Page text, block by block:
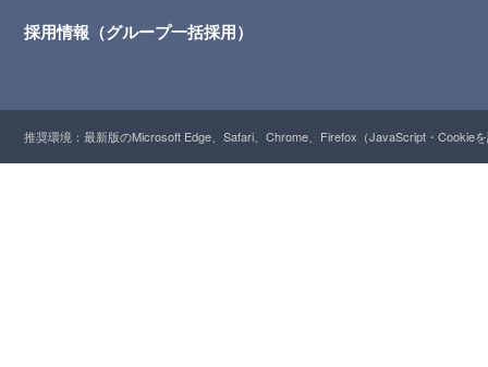
採用情報（グループ一括採用）
推奨環境：最新版のMicrosoft Edge、Safari、Chrome、Firefox（JavaScript・Cookie